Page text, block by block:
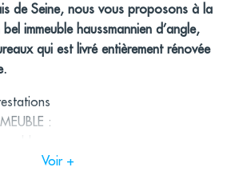
de Seine, nous vous proposons à la
immeuble haussmannien d’angle,
qui est livré entièrement rénovée
:
Voir +